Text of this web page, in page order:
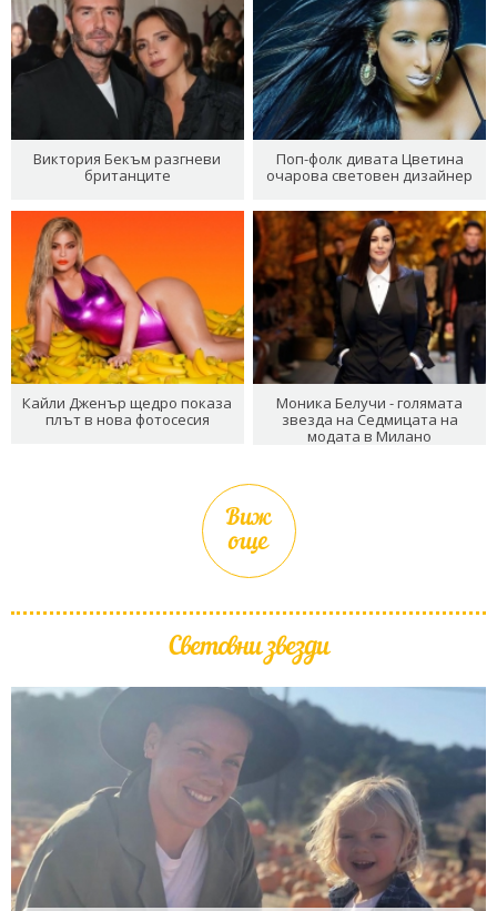
Виктория Бекъм разгневи
британците
Поп-фолк дивата Цветина
очарова световен дизайнер
Кайли Дженър щедро показа
плът в нова фотосесия
Моника Белучи - голямата
звезда на Седмицата на
модата в Милано
Виж
още
Световни звезди